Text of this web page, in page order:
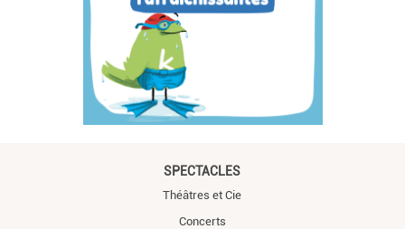
SPECTACLES
Théâtres et Cie
Concerts